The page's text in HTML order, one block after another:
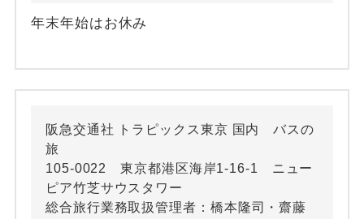
年末年始はお休み
阪急交通社 トラピックス東京 国内 バスの
旅
105-0022 東京都港区海岸1-16-1 ニュー
ピア竹芝サウスタワー
総合旅行業務取扱管理者：橋本隆司・齋藤